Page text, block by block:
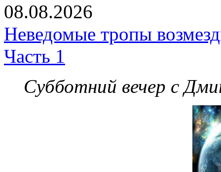
08.08.2026
Неведомые тропы
Часть 1
Субботний вечер с